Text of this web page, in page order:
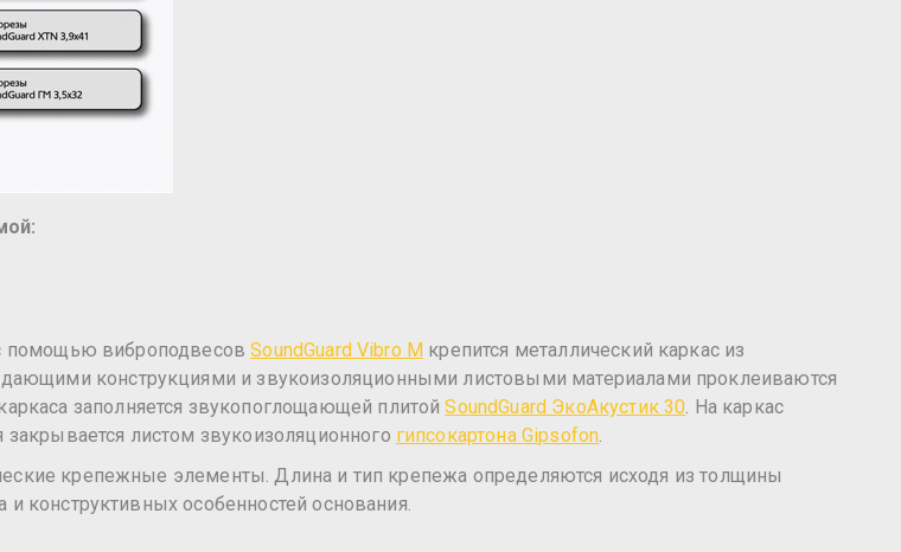
помощью виброподвесовSoundGuard Vibro М крепится металлический каркас из
конструкциями и звукоизоляционными листовыми материалами проклеиваются
заполняется звукопоглощающей плитойSoundGuard ЭкоАкустик 30. На каркас
закрывается листом звукоизоляционного гипсокартона Gipsofon.
крепежные элементы. Длина и тип крепежа определяются исходя из толщины
конструктивных особенностей основания.